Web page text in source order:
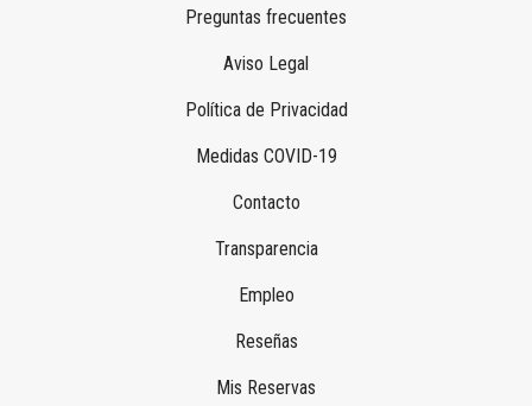
Preguntas frecuentes
Aviso Legal
Política de Privacidad
Medidas COVID-19
Contacto
Transparencia
Empleo
Reseñas
Mis Reservas